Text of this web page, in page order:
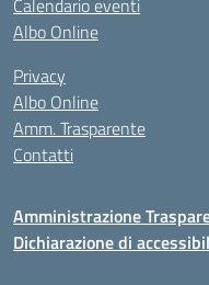
Calendario eventi
Albo Online
Privacy
Albo Online
Amm. Trasparente
Contatti
Amministrazione
Dichiarazione di